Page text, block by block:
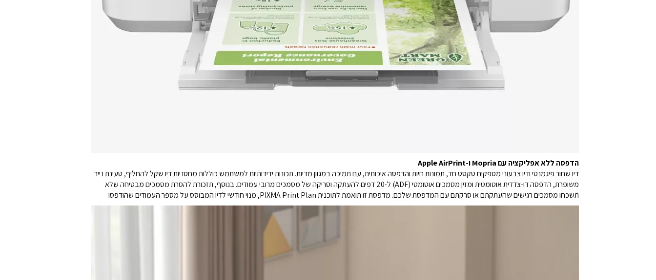
הדפסה ללא אפליקציה עם Mopria ו-Apple AirPrint
דיו שחור פיגמנטי ודיו צבעוני מספקים טקסט חד, תמונות חיות והדפסה איכותית, עם תמיכה במגוון מדיות. תכונות ידידותיות למשתמש כוללות מחסניות דיו שקל להחליף, טעינת נייר
משופרת, הדפסה דו-צדדית אוטומטית ומזין מסמכים אוטומטי (ADF) ל-20 דפים להעתקה וסריקה של מסמכים מרובי עמודים. בנוסף, תזכורת להסרת מסמכים מבטיחה שלא
תשכחו מסמכים רגישים שהעתקתם או סרקתם עם המדפסת שלכם. מדפסת זו תואמת לתוכנית PIXMA Print Plan, מנוי חודשי לדיו המבוסס על מספר העמודים שהודפסו